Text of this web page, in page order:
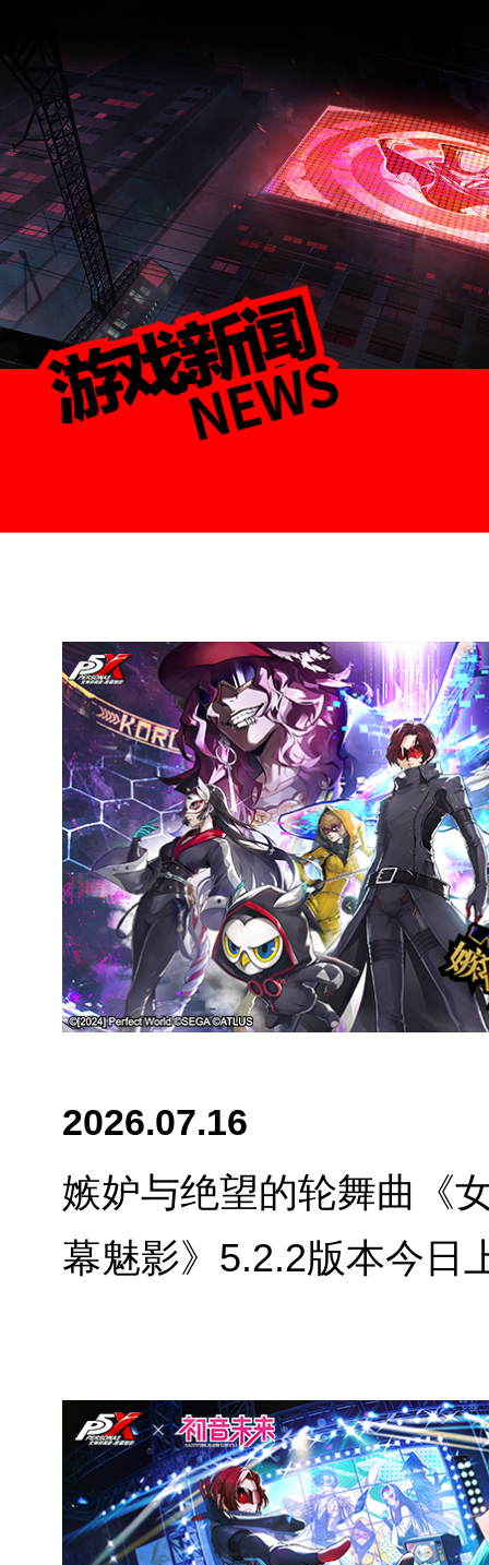
2026.07.16
嫉妒与绝望的轮舞曲《
幕魅影》5.2.2版本今日